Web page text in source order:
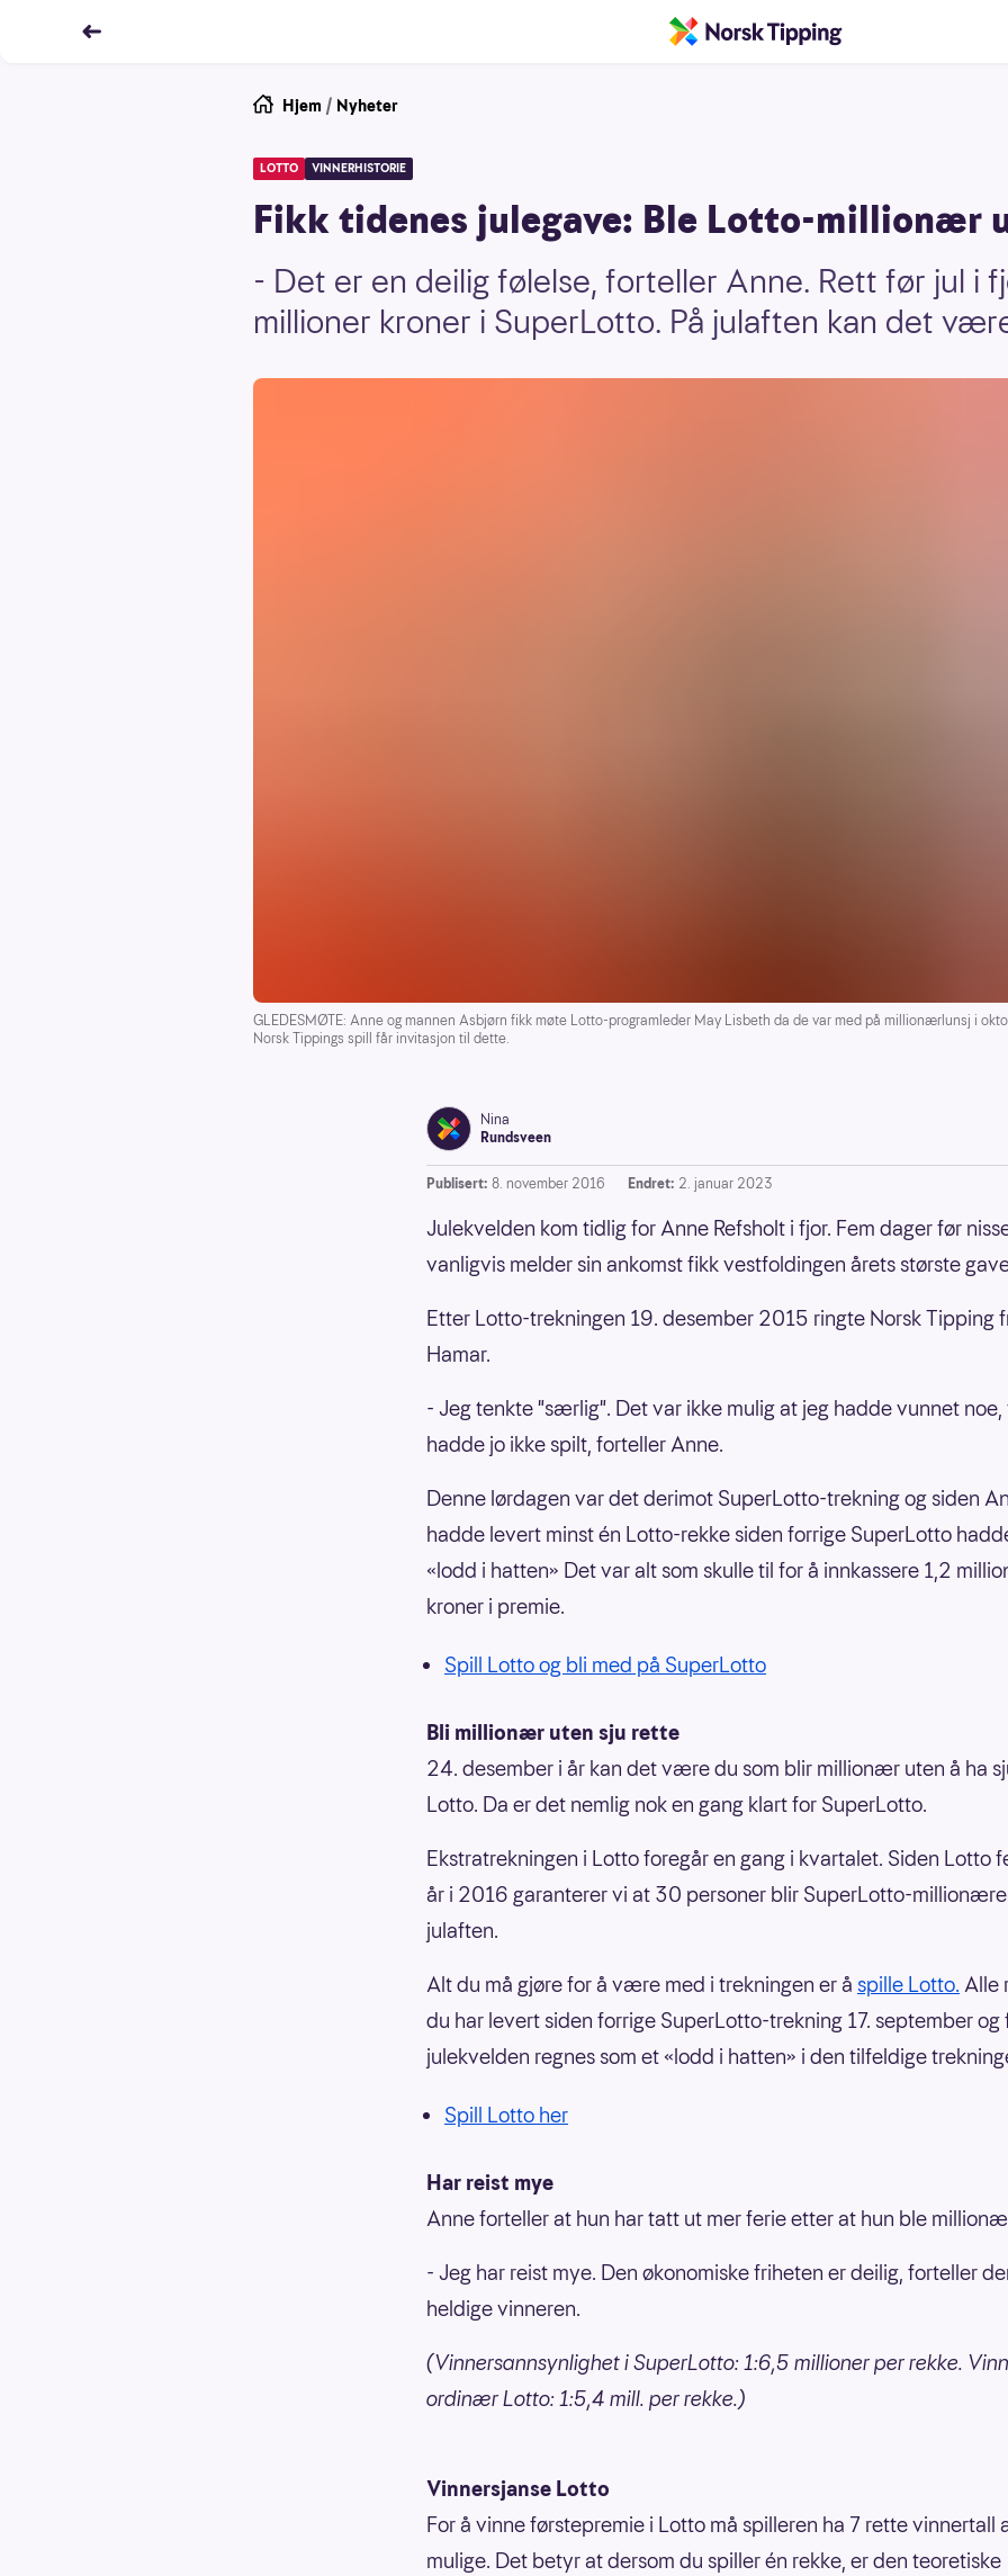
Hjem / Nyheter
LOTTO VINNERHISTORIE
Fikk tidenes julegave: Ble Lotto-millionær
- Det er en deilig følelse, forteller Anne. Rett før jul i
millioner kroner i SuperLotto. På julaften kan det
GLEDESMØTE: Anne og mannen Asbjørn fikk møte Lotto-programleder May Lisbeth da de var med på millionærlunsj i
Norsk Tippings spill får invitasjon til dette.
Nina
Rundsveen
Publisert: 8. november 2016 Endret: 2. januar 2023
Julekvelden kom tidlig for Anne Refsholt i fjor. Fem dager før
vanligvis melder sin ankomst fikk vestfoldingen årets største
Etter Lotto-trekningen 19. desember 2015 ringte Norsk Tipping
Hamar.
- Jeg tenkte "særlig". Det var ikke mulig at jeg hadde vunnet noe,
hadde jo ikke spilt, forteller Anne.
Denne lørdagen var det derimot SuperLotto-trekning og siden
hadde levert minst én Lotto-rekke siden forrige SuperLotto
«lodd i hatten» Det var alt som skulle til for å innkassere 1,2
kroner i premie.
Spill Lotto og bli med på SuperLotto
Bli millionær uten sju rette
24. desember i år kan det være du som blir millionær uten å ha
Lotto. Da er det nemlig nok en gang klart for SuperLotto.
Ekstratrekningen i Lotto foregår en gang i kvartalet. Siden Lotto
år i 2016 garanterer vi at 30 personer blir SuperLotto-
julaften.
Alt du må gjøre for å være med i trekningen er å spille Lotto. Alle
du har levert siden forrige SuperLotto-trekning 17. september og
julekvelden regnes som et «lodd i hatten» i den tilfeldige
Spill Lotto her
Har reist mye
Anne forteller at hun har tatt ut mer ferie etter at hun ble
- Jeg har reist mye. Den økonomiske friheten er deilig, forteller
heldige vinneren.
(Vinnersannsynlighet i SuperLotto: 1:6,5 millioner per rekke.
ordinær Lotto: 1:5,4 mill. per rekke.)
Vinnersjanse Lotto
For å vinne førstepremie i Lotto må spilleren ha 7 rette vinnertall
mulige. Det betyr at dersom du spiller én rekke, er den teoretiske